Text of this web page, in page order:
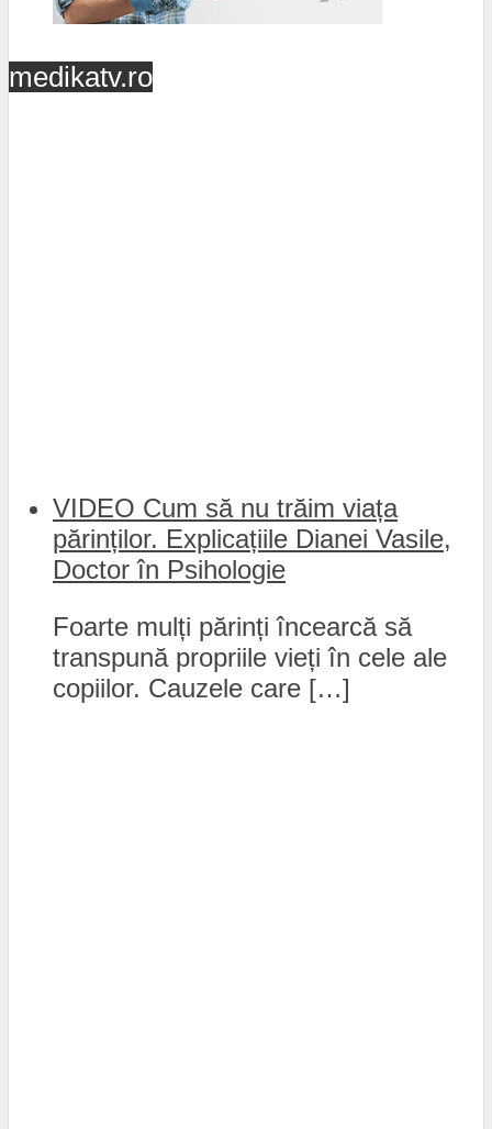
medikatv.ro
VIDEO Cum să nu trăim viața
părinților. Explicațiile Dianei Vasile,
Doctor în Psihologie
Foarte mulți părinți încearcă să
transpună propriile vieți în cele ale
copiilor. Cauzele care […]